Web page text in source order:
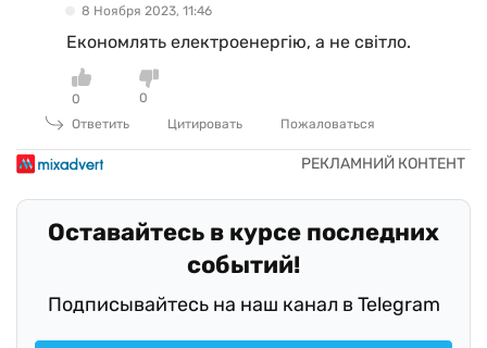
8 Ноября 2023, 11:46
Економлять електроенергію, а не світло.
0
0
Ответить
Цитировать Пожаловаться
Оставайтесь в курсе последних
событий!
Подписывайтесь на наш канал в Telegram